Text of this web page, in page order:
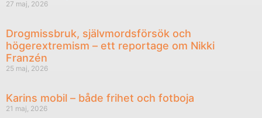
27 maj, 2026
Drogmissbruk, självmordsförsök och
högerextremism – ett reportage om Nikki
Franzén
25 maj, 2026
Karins mobil – både frihet och fotboja
21 maj, 2026